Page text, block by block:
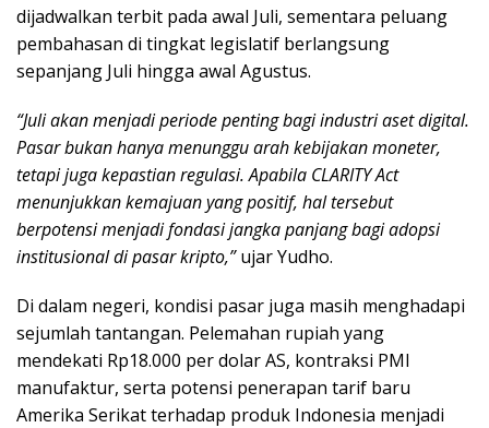
dijadwalkan terbit pada awal Juli, sementara peluang
pembahasan di tingkat legislatif berlangsung
sepanjang Juli hingga awal Agustus.
“Juli akan menjadi periode penting bagi industri aset digital.
Pasar bukan hanya menunggu arah kebijakan moneter,
tetapi juga kepastian regulasi. Apabila CLARITY Act
menunjukkan kemajuan yang positif, hal tersebut
berpotensi menjadi fondasi jangka panjang bagi adopsi
institusional di pasar kripto,”ujar Yudho.
Di dalam negeri, kondisi pasar juga masih menghadapi
sejumlah tantangan. Pelemahan rupiah yang
mendekati Rp18.000 per dolar AS, kontraksi PMI
manufaktur, serta potensi penerapan tarif baru
Amerika Serikat terhadap produk Indonesia menjadi